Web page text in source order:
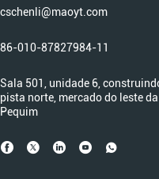
cschenli@maoyt.com
86-010-87827984-11
Sala 501, unidade 6,
pista norte, mercado do leste
Pequim